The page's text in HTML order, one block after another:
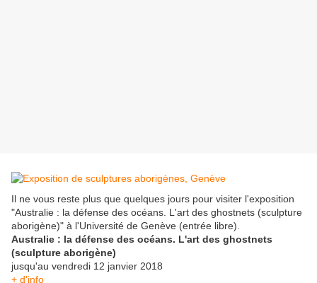
Il ne vous reste plus que quelques jours pour visiter l'exposition
"Australie : la défense des océans. L'art des ghostnets (sculpture
aborigène)" à l'Université de Genève (entrée libre).
Australie : la défense des océans. L'art des ghostnets
(sculpture aborigène)
jusqu'au vendredi 12 janvier 2018
+ d'info